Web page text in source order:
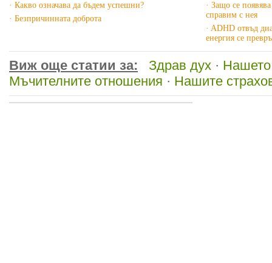
· Какво означава да бъдем успешни?
· Безпричинната доброта
· Защо се
справим с нея
· ADHD отвъд
енергия се
Виж още статии за: Здрав дух ·
Мъчителните отношения · Нашите